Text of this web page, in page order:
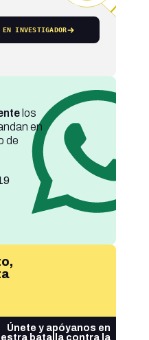
EN INVESTIGADOR
los
en
de
Únete y apóyanos en
batalla contra la